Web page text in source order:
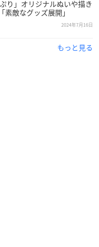
り」オリジナルぬいや描き
素敵なグッズ展開」
2024年7月16日
もっと見る